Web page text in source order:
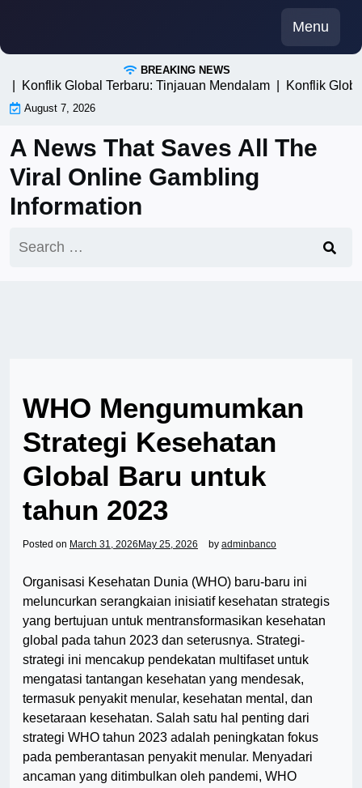
content
Menu
BREAKING NEWS
Konflik Global Terbaru: Tinjauan Mendalam |Konflik Global
August 7, 2026
A News That Saves All The
Viral Online Gambling
Information
for:
WHO Mengumumkan
Strategi Kesehatan
Global Baru untuk
tahun 2023
Posted on March 31, 2026 May 25, 2026 by adminbanco
Organisasi Kesehatan Dunia (WHO) baru-baru ini
meluncurkan serangkaian inisiatif kesehatan strategis
yang bertujuan untuk mentransformasikan kesehatan
global pada tahun 2023 dan seterusnya. Strategi-
strategi ini mencakup pendekatan multifaset untuk
mengatasi tantangan kesehatan yang mendesak,
termasuk penyakit menular, kesehatan mental, dan
kesetaraan kesehatan. Salah satu hal penting dari
strategi WHO tahun 2023 adalah peningkatan fokus
pada pemberantasan penyakit menular. Menyadari
ancaman yang ditimbulkan oleh pandemi, WHO